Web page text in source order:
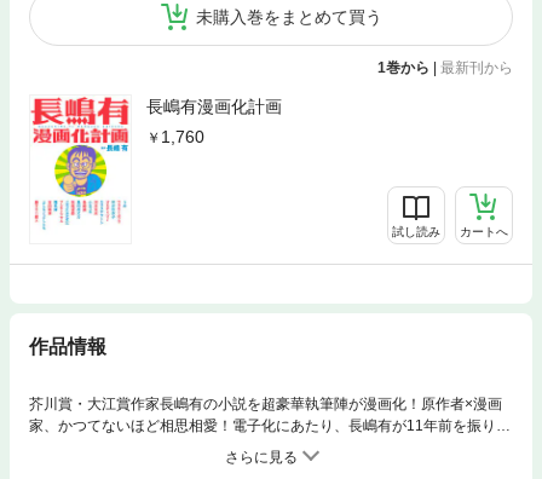
未購入巻をまとめて買う
1巻から | 最新刊から
長嶋有漫画化計画
1,760
試し読み カートへ
作品情報
芥川賞・大江賞作家長嶋有の小説を超豪華執筆陣が漫画化！原作者×漫画
家、かつてないほど相思相愛！電子化にあたり、長嶋有が11年前を振り返
り、そして11年後の現在を語る書き下ろし原稿「電子版あとがきと補遺」
を収録。【参加漫画家】うめ、ウラモトユウコ、衿沢世衣子、オカヤイヅ